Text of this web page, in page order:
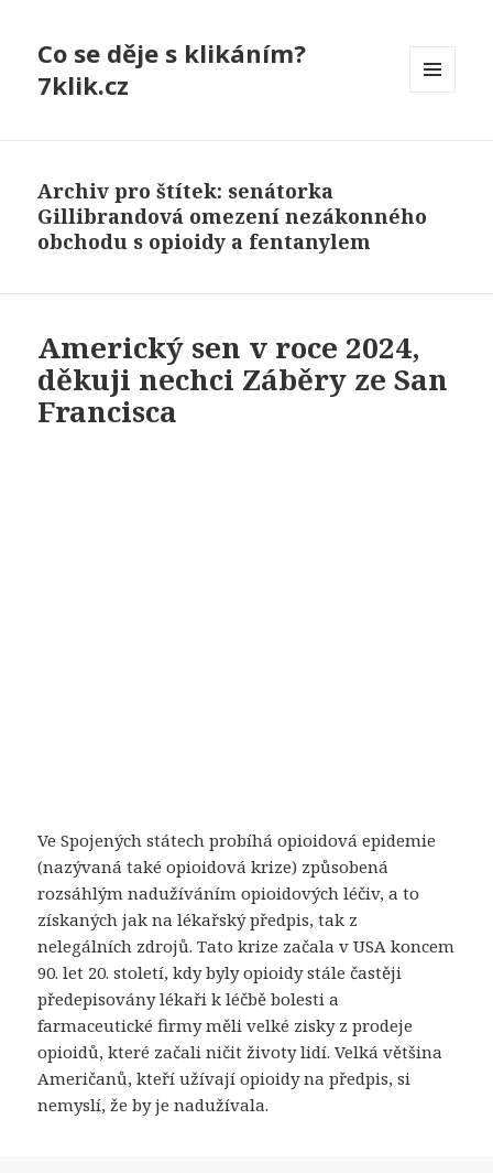
Co se děje s klikáním?
7klik.cz
Archiv pro štítek: senátorka
Gillibrandová omezení nezákonného
obchodu s opioidy a fentanylem
Americký sen v roce 2024,
děkuji nechci Záběry ze San
Francisca
Ve Spojených státech probíhá opioidová epidemie
(nazývaná také opioidová krize) způsobená
rozsáhlým nadužíváním opioidových léčiv, a to
získaných jak na lékařský předpis, tak z
nelegálních zdrojů. Tato krize začala v USA koncem
90. let 20. století, kdy byly opioidy stále častěji
předepisovány lékaři k léčbě bolesti a
farmaceutické firmy měli velké zisky z prodeje
opioidů, které začali ničit životy lidí. Velká většina
Američanů, kteří užívají opioidy na předpis, si
nemyslí, že by je nadužívala.